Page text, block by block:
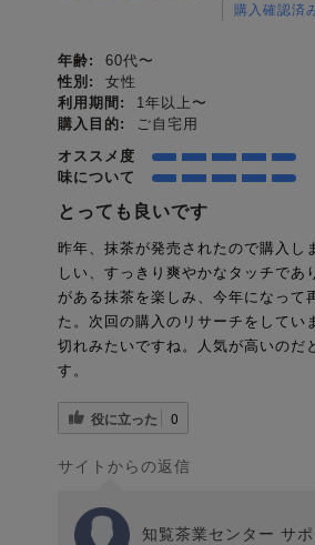
購入確認済
年齢:
60代〜
性別:
女性
利用期間:
1年以上〜
購入目的:
ご自宅用
オススメ度
味について
とっても良いです
昨年、抹茶が発売されたので購入し
しい、すっきり爽やかなタッチであ
がある抹茶を楽しみ、今年になって
た。次回の購入のリサーチをしてい
切れみたいですね。人気が高いのだ
す。
役に立った 0
サイトからの返信
知覧茶業センター サ